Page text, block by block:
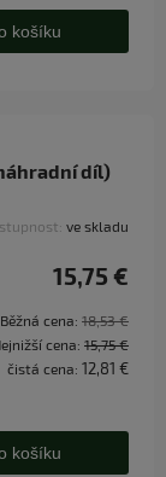
košíku
díl)
ve skladu
15,75 €
Běžná cena: 18,53 €
cena: 15,75 €
čistá cena: 12,81 €
košíku